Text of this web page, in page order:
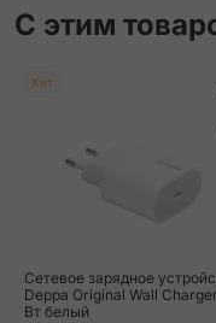
С этим
Хит
Сетевое зарядное
Deppa Original Wall
Вт белый